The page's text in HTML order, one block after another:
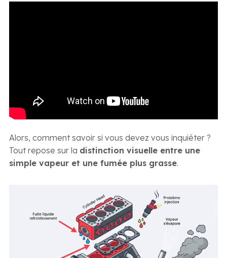
Alors, comment savoir si vous devez vous inquiéter ?
Tout repose sur la distinction visuelle entre une
simple vapeur et une fumée plus grasse.